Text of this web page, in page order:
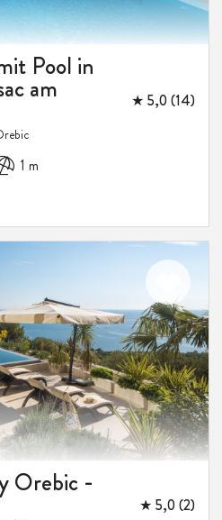
Pool in
am ★ 5,0 (14)
1 m
Orebic -
★ 5,0 (2)